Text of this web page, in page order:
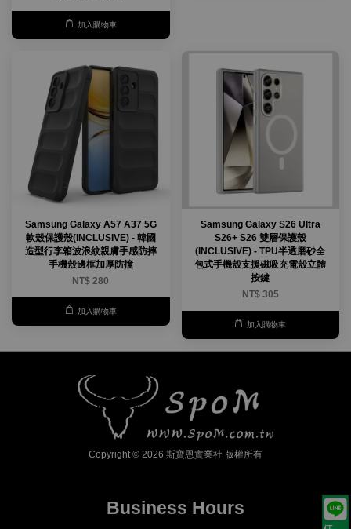
加入購物車
Samsung Galaxy A57 A37 5G
軟殼保護殼(INCLUSIVE) - 韓國
造型行李箱波浪紋親膚手感防摔
手機殼邊框加厚防撞
NT$ 280
加入購物車
Samsung Galaxy S26 Ultra
S26+ S26 雙層保護殼
(INCLUSIVE) - TPU半透磨砂全
包式手機殼支援磁吸充電殼立體
按鍵
NT$ 305
加入購物車
Copyright © 2026 斯寶恩實業社 版權所有
Business Hours